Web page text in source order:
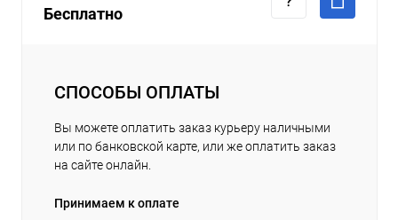
Бесплатно
СПОСОБЫ ОПЛАТЫ
Вы можете оплатить заказ курьеру наличными
или по банковской карте, или же оплатить заказ
на сайте онлайн.
Принимаем к оплате